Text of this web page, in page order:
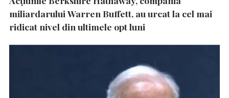
miliardarului Warren Buffett, au urcat la cel mai
ridicat nivel din ultimele opt luni